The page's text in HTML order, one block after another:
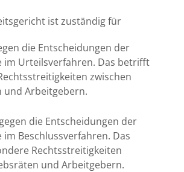
ist zuständig für
die Entscheidungen der
im Urteilsverfahren. Das betrifft
zwischen
Arbeitgebern.
gegen die Entscheidungen der
Beschlussverfahren. Das
Rechtsstreitigkeiten
und Arbeitgebern.